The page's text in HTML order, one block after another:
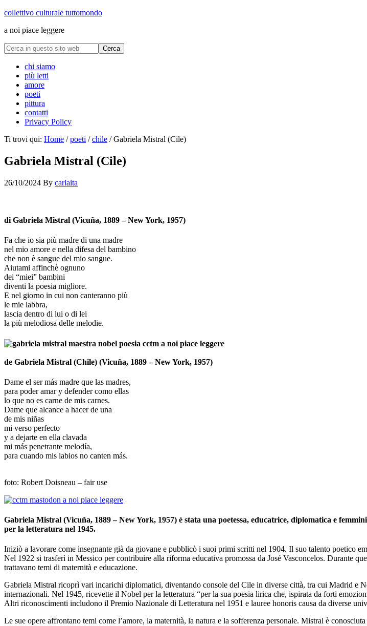
collettivo culturale tuttomondo
a noi piace leggere
chi siamo
più letti
amore
poeti
pittura
contatti
Privacy Policy
Ti trovi qui: Home / poeti / chile /Gabriela Mistral (Cile)
Gabriela Mistral (Cile)
26/10/2024 By carlaita
di Gabriela Mistral (Vicuña, 1889 – New York, 1957)
Fa che io sia più madre di una madre
nel mio amore e nella difesa del bambino
che non è sangue del mio sangue.
Aiutami affinchè ognuno
dei “miei” bambini
diventi la poesia migliore.
E nel giorno in cui non canteranno più
le mie labbra,
lascia dentro di lui o di lei
la più melodiosa delle melodie.
de Gabriela Mistral (Chile) (Vicuña, 1889 – New York, 1957)
Dame el ser más madre que las madres,
para poder amar y defender como ellas
lo que no es carne de mis carnes.
Dame que alcance a hacer de una
de mis niñas
mi verso perfecto
y a dejarte en ella clavada
mi más penetrante melodía,
para cuando mis labios no canten más.
foto: Robert Doisneau – fair use
Gabriela Mistral (Vicuña, 1889 – New York, 1957) è stata una poetessa, educatrice, diplomatica e
per la letteratura nel 1945.
Iniziò a lavorare come insegnante già da giovane e pubblicò i suoi primi scritti nel 1904. Il suo talento poetico
Nel 1922 si trasferì in Messico per contribuire alla riforma educativa promossa da José Vasconcelos. Durante
trattavano temi di maternità e educazione.
Gabriela Mistral ricoprì vari incarichi diplomatici, diventando console del Cile in diverse città, tra cui Madrid e
internazionali. Nel 1945, ricevette il Nobel per la letteratura “per la sua poesia lirica che, ispirata da forti
Altri riconoscimenti includono il Premio Nazionale di Letteratura nel 1951 e lauree honoris causa da diverse
Le sue opere affrontano temi come l’amore, la maternità, la natura e la sofferenza personale. Mistral è